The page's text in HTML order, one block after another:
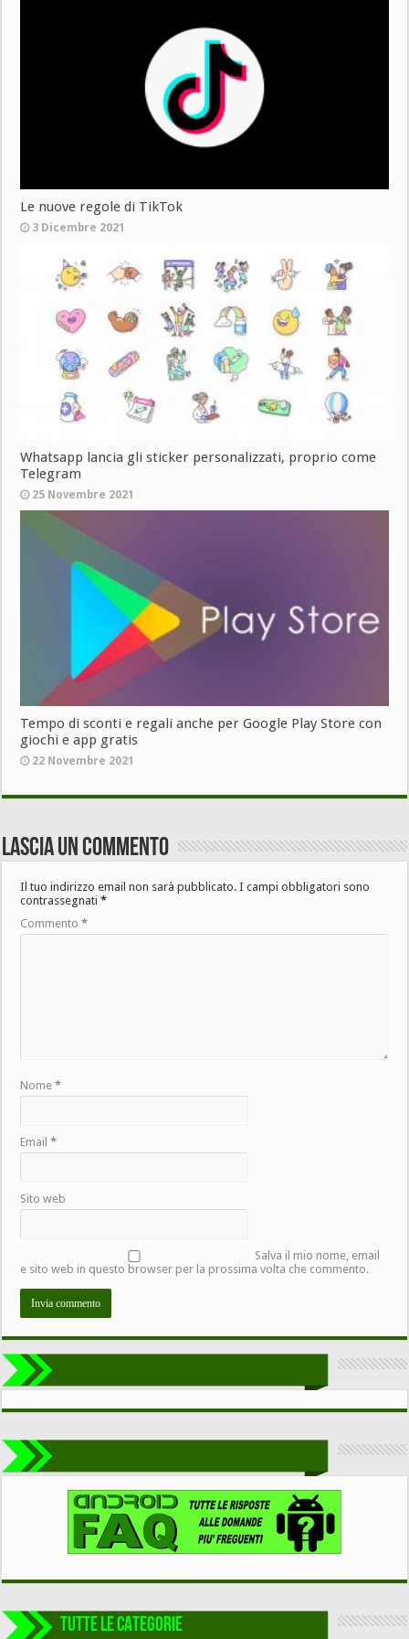
Le nuove regole di TikTok
3 Dicembre 2021
Whatsapp lancia gli sticker personalizzati, proprio come
Telegram
25 Novembre 2021
Tempo di sconti e regali anche per Google Play Store con
giochi e app gratis
22 Novembre 2021
Lascia un commento
Il tuo indirizzo email non sarà pubblicato. I campi obbligatori sono
contrassegnati*
Commento*
Nome*
Email*
Sito web
Salva il mio nome, email
e sito web in questo browser per la prossima volta che commento.
TUTTE LE CATEGORIE